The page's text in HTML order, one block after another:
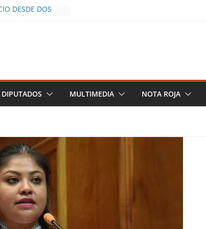
DESDE DOS
AL INFLUENCER
DURANTE
EN
A LAS
Y TERMINA
DE
DEL PLAN
DIPUTADOS MULTIMEDIA NOTA ROJA